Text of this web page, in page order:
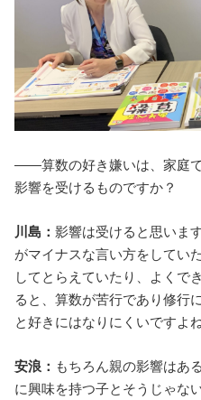
――算数の好き嫌いは、家庭
影響を受けるものですか？
川島： 影響は受けると思いま
がマイナスな言い方をしてい
してとらえていたり、よくで
ると、算数が苦行であり修行
と好きにはなりにくいですよね
安浪： もちろん親の影響はあ
に興味を持つ子とそうじゃな